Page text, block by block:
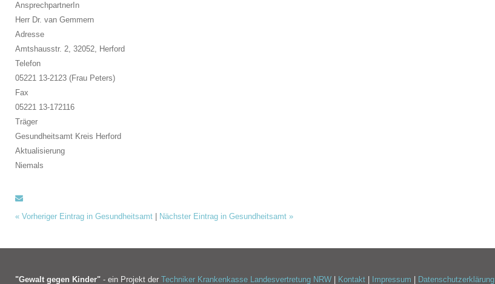
AnsprechpartnerIn
Herr Dr. van Gemmern
Adresse
Amtshausstr. 2, 32052, Herford
Telefon
05221 13-2123 (Frau Peters)
Fax
05221 13-172116
Träger
Gesundheitsamt Kreis Herford
Aktualisierung
Niemals
« Vorheriger Eintrag in Gesundheitsamt Nächster Eintrag in Gesundheitsamt »
"Gewalt gegen Kinder" - ein Projekt der Techniker Krankenkasse Landesvertretung NRW Kontakt Impressum Datenschutzerklärung